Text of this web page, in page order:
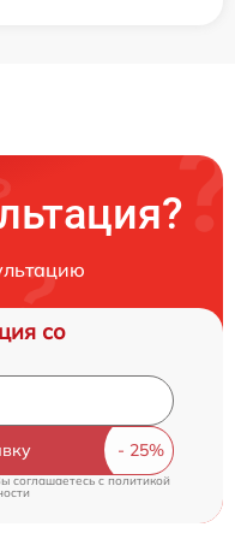
со
соглашаетесь cполитикой